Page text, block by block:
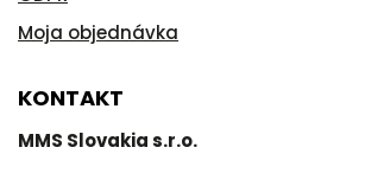
Moja objednávka
KONTAKT
MMS Slovakia s.r.o.